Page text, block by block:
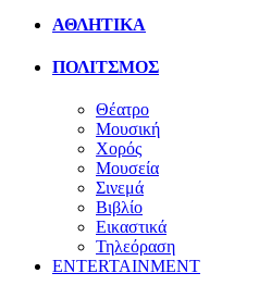
ΑΘΛΗΤΙΚΑ
ΠΟΛΙΤΣΜΟΣ
Θέατρο
Μουσική
Χορός
Μουσεία
Σινεμά
Βιβλίο
Εικαστικά
Τηλεόραση
ENTERTAINMENT